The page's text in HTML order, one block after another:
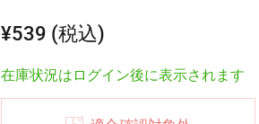
¥539 (税込)
在庫状況はログイン後に表示されます